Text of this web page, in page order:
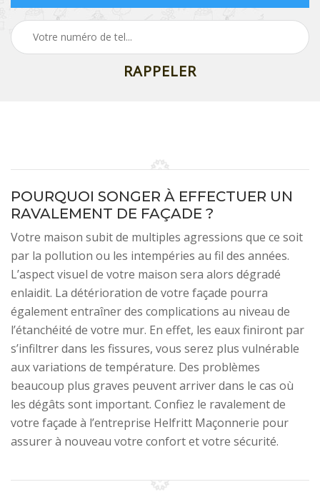
POURQUOI SONGER À EFFECTUER UN
RAVALEMENT DE FAÇADE ?
Votre maison subit de multiples agressions que ce soit
par la pollution ou les intempéries au fil des années.
L’aspect visuel de votre maison sera alors dégradé
enlaidit. La détérioration de votre façade pourra
également entraîner des complications au niveau de
l’étanchéité de votre mur. En effet, les eaux finiront par
s’infiltrer dans les fissures, vous serez plus vulnérable
aux variations de température. Des problèmes
beaucoup plus graves peuvent arriver dans le cas où
les dégâts sont important. Confiez le ravalement de
votre façade à l’entreprise Helfritt Maçonnerie pour
assurer à nouveau votre confort et votre sécurité.